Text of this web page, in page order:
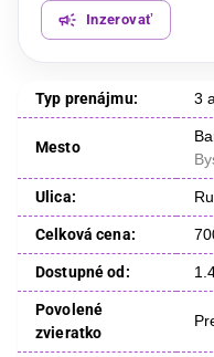
Inzerovať
Typ prenájmu: 3
Mesto
Ulica:
Celková cena:
Dostupné od:
Povolené
zvieratko